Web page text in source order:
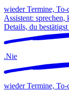
wieder Termine,
Assistent:
Details, du
.Nie
wieder Termine,